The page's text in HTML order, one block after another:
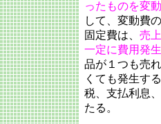
ったものを変
して、変動費
固定費は、 売
一定に費用発生
品が１つも売
くても発生す
税、支払利息
たる。